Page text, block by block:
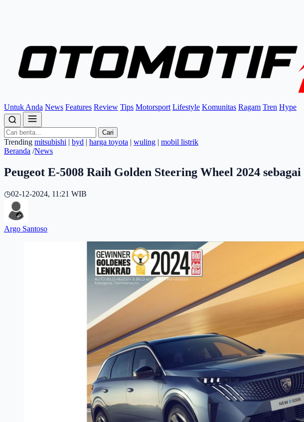
Untuk Anda News Features Review Tips Motorsport Lifestyle Komunitas Ragam Tren Hype
Cari
Trending mitsubishi | byd | harga toyota | wuling | mobil listrik
Beranda /News
Peugeot E-5008 Raih Golden Steering Wheel 2024
◷02-12-2024, 11:21 WIB
Argo Santoso